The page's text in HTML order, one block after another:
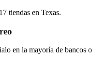
tiendas en Texas.
en la mayoría de bancos o